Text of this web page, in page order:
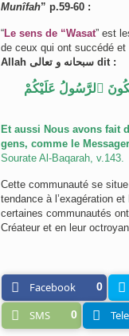
Munîfah” p.59-60 :
“Le sens de “Wasat” est
de ceux qui ont succédé
Allah سبحانه و تعالى dit :
ٱلرَّسُولُ عَلَيْكُمْ
Et aussi Nous avons fait
gens, comme le
Sourate Al-Baqarah, v.143.
Cette communauté se
tendance à l’exagération
certaines communautés
Créateur et en leur
Facebook 0
SMS 0